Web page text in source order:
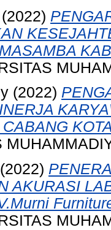
(2022)
(2022)
(2022)
AKURASI